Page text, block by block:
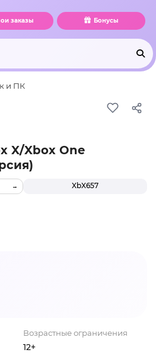
заказы Бонусы
и ПК
X/Xbox One
XbX657
Возрастные ограничения
12+